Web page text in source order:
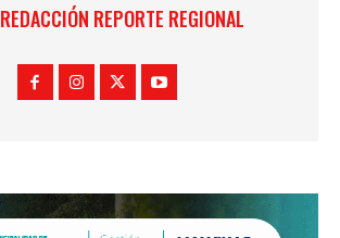
REDACCIÓN REPORTE REGIONAL